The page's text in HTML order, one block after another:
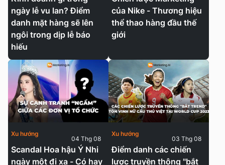
ngày lễ vu lan? Điểm
danh mặt hàng sẽ lên
ngôi trong dịp lễ báo
hiếu
của Nike - Thương hiệu
thể thao hàng đầu thế
giới
Scandal Hoa hậu Ý Nhi
ngày một đi xa - Có hay
Xu hướng
04 Thg 08
Điểm danh các chiến
lược truyền thông "bắt
Xu hướng
03 Thg 08